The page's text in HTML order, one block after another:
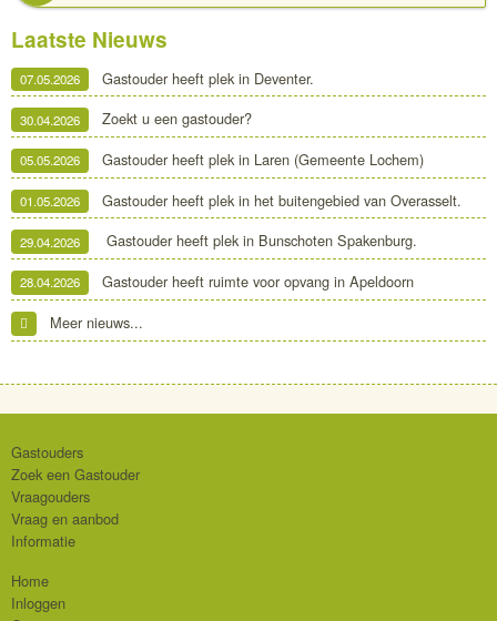
Laatste Nieuws
07.05.2026 Gastouder heeft plek in Deventer.
30.04.2026 Zoekt u een gastouder?
05.05.2026 Gastouder heeft plek in Laren (Gemeente Lochem)
01.05.2026 Gastouder heeft plek in het buitengebied van Overasselt.
29.04.2026 Gastouder heeft plek in Bunschoten Spakenburg.
28.04.2026
Gastouder heeft ruimte voor opvang in Apeldoorn
Meer nieuws...
Gastouders
Zoek een Gastouder
Vraagouders
Vraag en aanbod
Informatie
Home
Inloggen